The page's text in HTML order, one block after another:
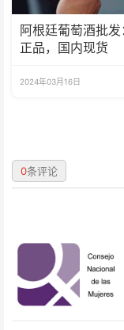
阿根廷葡萄酒批
正品，国内现货
2024年03月16日
0条评论